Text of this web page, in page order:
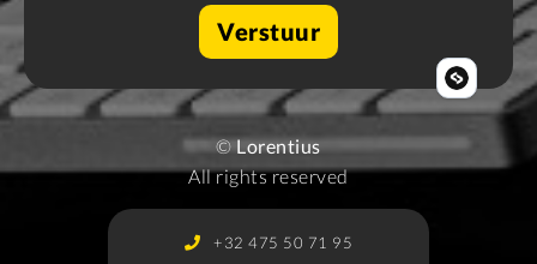
©Lorentius
All rights reserved
+32 475 50 71 95